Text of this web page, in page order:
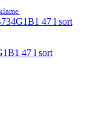
47 l sort